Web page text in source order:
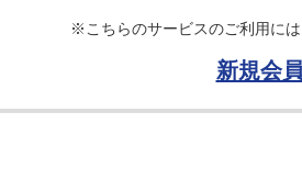
※こちらのサービスのご利用に
新規会